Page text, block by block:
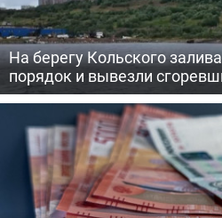
На берегу Кольского
порядок и вывезли